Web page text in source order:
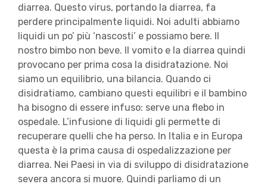
diarrea. Questo virus, portando la diarrea, fa
perdere principalmente liquidi. Noi adulti abbiamo
liquidi un po’ più ‘nascosti’ e possiamo bere. Il
nostro bimbo non beve. Il vomito e la diarrea quindi
provocano per prima cosa la disidratazione. Noi
siamo un equilibrio, una bilancia. Quando ci
disidratiamo, cambiano questi equilibri e il bambino
ha bisogno di essere infuso: serve una flebo in
ospedale. L’infusione di liquidi gli permette di
recuperare quelli che ha perso. In Italia e in Europa
questa è la prima causa di ospedalizzazione per
diarrea. Nei Paesi in via di sviluppo di disidratazione
severa ancora si muore. Quindi parliamo di un